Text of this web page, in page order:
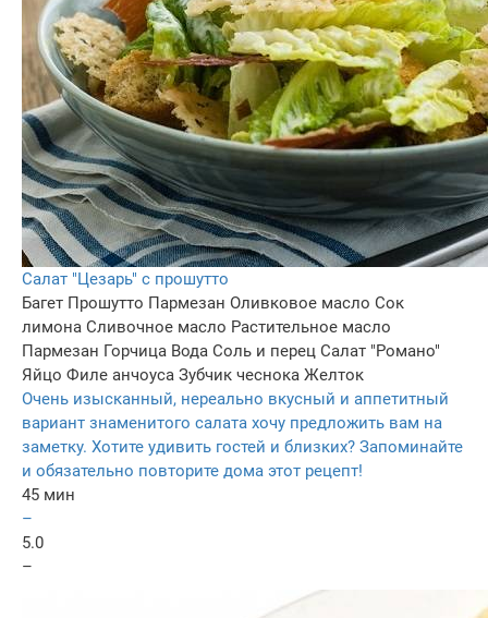
Салат "Цезарь" с прошутто
Багет Прошутто Пармезан Оливковое масло Сок
лимона Сливочное масло Растительное масло
Пармезан Горчица Вода Соль и перец Салат "Романо"
Яйцо Филе анчоуса Зубчик чеснока Желток
Очень изысканный, нереально вкусный и аппетитный
вариант знаменитого салата хочу предложить вам на
заметку. Хотите удивить гостей и близких? Запоминайте
и обязательно повторите дома этот рецепт!
45 мин
–
5.0
–